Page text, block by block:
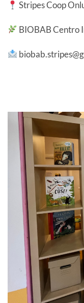
Stripes Coop
BIOBAB Centro